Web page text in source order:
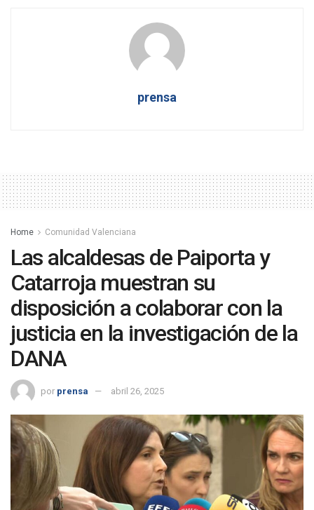
prensa
Home Comunidad Valenciana
Las alcaldesas de Paiporta y
Catarroja muestran su
disposición a colaborar con la
justicia en la investigación de la
DANA
por prensa abril 26, 2025